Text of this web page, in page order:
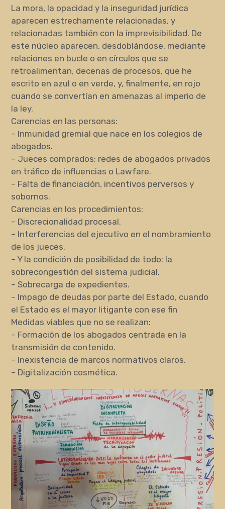
La mora, la opacidad y la inseguridad jurídica
aparecen estrechamente relacionadas, y
relacionadas también con la imprevisibilidad. De
este núcleo aparecen, desdoblándose, mediante
relaciones en bucle o en círculos que se
retroalimentan, decenas de procesos, que he
escrito en azul o en verde, y, finalmente, en rojo
cuando se convertían en amenazas al imperio de
la ley.
Carencias en las personas:
– Inmunidad gremial que nace en los colegios de
abogados.
– Jueces comprados; redes de abogados privados
en tráfico de influencias o Lawfare.
– Falta de financiación, incentivos perversos y
sobornos.
Carencias en los procedimientos:
– Discrecionalidad procesal.
– Interferencias del ejecutivo en el nombramiento
de los jueces.
– Y la condición de posibilidad de todo: la
sobrecongestión del sistema judicial.
– Sobrecarga de expedientes.
– Impago de deudas por parte del Estado, cuando
el Estado es el mayor litigante con ese fin
Medidas viables que no se realizan:
– Formación de los abogados centrada en la
transmisión de contenido.
– Inexistencia de marcos normativos claros.
– Digitalización cosmética.